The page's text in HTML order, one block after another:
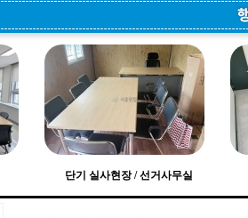
단기 실사현장 / 선거사무실